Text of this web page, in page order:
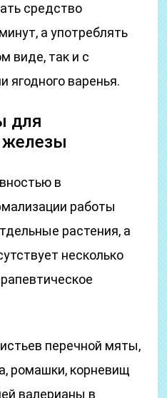
средство
а употреблять
виде, так и с
ягодного варенья.
для
железы
в
работы
растения, а
несколько
перечной мяты,
ромашки, корневищ
валерианы в